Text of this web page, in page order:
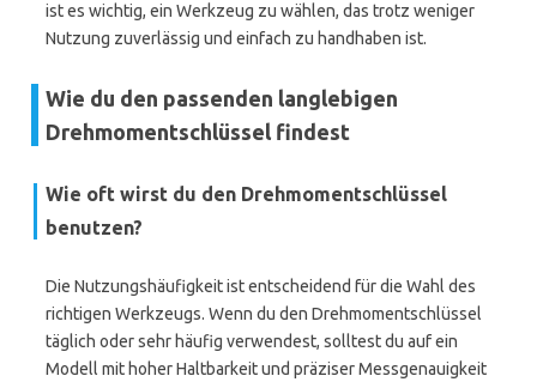
ist es wichtig, ein Werkzeug zu wählen, das trotz weniger
Nutzung zuverlässig und einfach zu handhaben ist.
Wie du den passenden langlebigen
Drehmomentschlüssel findest
Wie oft wirst du den Drehmomentschlüssel
benutzen?
Die Nutzungshäufigkeit ist entscheidend für die Wahl des
richtigen Werkzeugs. Wenn du den Drehmomentschlüssel
täglich oder sehr häufig verwendest, solltest du auf ein
Modell mit hoher Haltbarkeit und präziser Messgenauigkeit